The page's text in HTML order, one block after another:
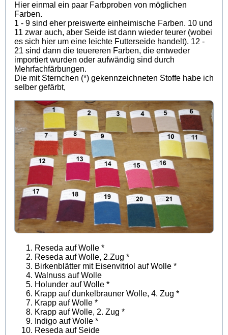
Hier einmal ein paar Farbproben von möglichen
Farben.
1 - 9 sind eher preiswerte einheimische Farben. 10 und
11 zwar auch, aber Seide ist dann wieder teurer (wobei
es sich hier um eine leichte Futterseide handelt). 12 -
21 sind dann die teuereren Farben, die entweder
importiert wurden oder aufwändig sind durch
Mehrfachfärbungen.
Die mit Sternchen (*) gekennzeichneten Stoffe habe ich
selber gefärbt,
Reseda auf Wolle *
Reseda auf Wolle, 2.Zug *
Birkenblätter mit Eisenvitriol auf Wolle *
Walnuss auf Wolle
Holunder auf Wolle *
Krapp auf dunkelbrauner Wolle, 4. Zug *
Krapp auf Wolle *
Krapp auf Wolle, 2. Zug *
Indigo auf Wolle *
Reseda auf Seide